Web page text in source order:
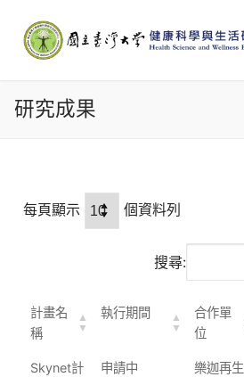
研究成果
每頁顯示 個資料列
搜尋:
計畫名
稱
執行期間
合作單
位
Skynet計
申請中
樂迦再生